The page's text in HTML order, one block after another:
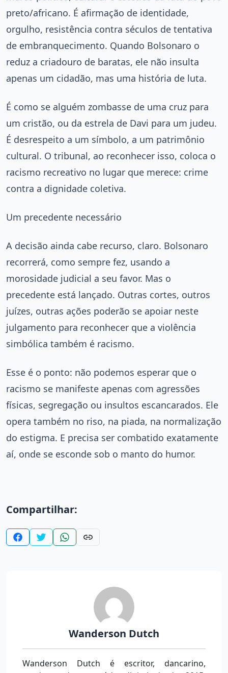
preto/africano. É afirmação de identidade,
orgulho, resistência contra séculos de tentativa
de embranquecimento. Quando Bolsonaro o
reduz a criadouro de baratas, ele não insulta
apenas um cidadão, mas uma história de luta.
É como se alguém zombasse de uma cruz para
um cristão, ou da estrela de Davi para um judeu.
É desrespeito a um símbolo, a um patrimônio
cultural. O tribunal, ao reconhecer isso, coloca o
racismo recreativo no lugar que merece: crime
contra a dignidade coletiva.
Um precedente necessário
A decisão ainda cabe recurso, claro. Bolsonaro
recorrerá, como sempre fez, usando a
morosidade judicial a seu favor. Mas o
precedente está lançado. Outras cortes, outros
juízes, outras ações poderão se apoiar neste
julgamento para reconhecer que a violência
simbólica também é racismo.
Esse é o ponto: não podemos esperar que o
racismo se manifeste apenas com agressões
físicas, segregação ou insultos escancarados. Ele
opera também no riso, na piada, na normalização
do estigma. E precisa ser combatido exatamente
aí, onde se esconde sob o manto do humor.
Compartilhar:
Wanderson Dutch
Wanderson Dutch é escritor, dancarino,